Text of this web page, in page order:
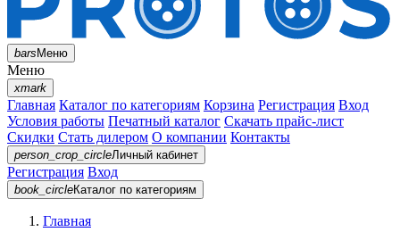
barsМеню
Меню
xmark
Главная Каталог по категориям Корзина Регистрация Вход
Условия работы Печатный каталог Скачать прайс-лист
Скидки Стать дилером О компании Контакты
person_crop_circleЛичный кабинет
Регистрация Вход
book_circleКаталог по категориям
Главная